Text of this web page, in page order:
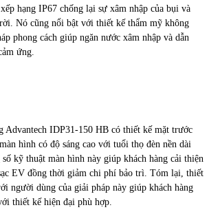
hạng IP67 chống lại sự xâm nhập của bụi và
Nó cũng nổi bật với thiết kế thẩm mỹ không
phong cách giúp ngăn nước xâm nhập và dẫn
ứng.
Advantech IDP31-150 HB có thiết kế mặt trước
hình có độ sáng cao với tuổi thọ đèn nền dài
kỹ thuật màn hình này giúp khách hàng cải thiện
EV đồng thời giảm chi phí bảo trì. Tóm lại, thiết
người dùng của giải pháp này giúp khách hàng
thiết kế hiện đại phù hợp.